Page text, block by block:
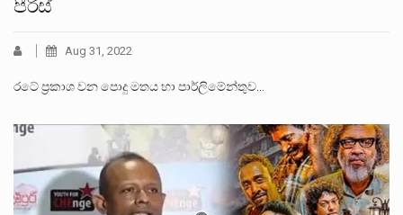
පීරිස්
Aug 31, 2022
රටේ ප්‍රකාශ වන පොදු මතය හා පාර්ලිමේන්තුව…